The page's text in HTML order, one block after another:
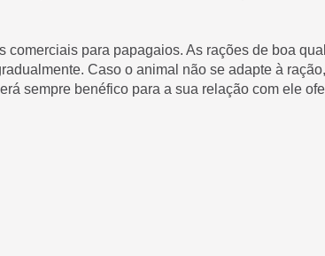
para papagaios. As rações de boa
Caso o animal não se adapte à
sempre benéfico para a sua relação com ele